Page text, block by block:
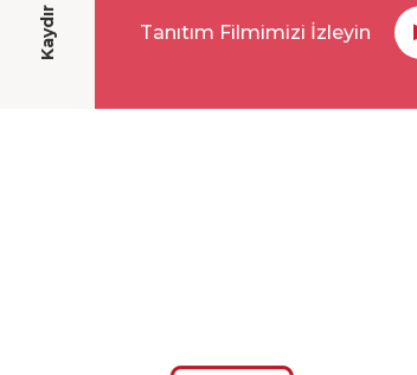
Kaydır Tanıtım Filmimizi İzleyin